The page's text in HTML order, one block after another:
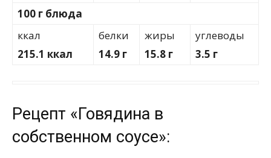
100 г блюда
ккал
215.1 ккал
белки
14.9 г
жиры
15.8 г
углеводы
3.5 г
Рецепт «Говядина в
собственном соусе»: